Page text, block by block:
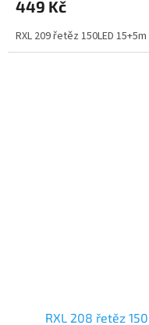
449 Kč
RXL 209 řetěz 150LED 15+5m
RXL 208 řetěz